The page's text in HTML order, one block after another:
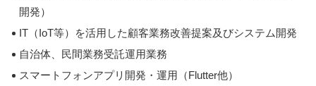
開発）
IT（IoT等）を活用した顧客業務改善提案及びシステム開発
自治体、民間業務受託運用業務
スマートフォンアプリ開発・運用（Flutter他）